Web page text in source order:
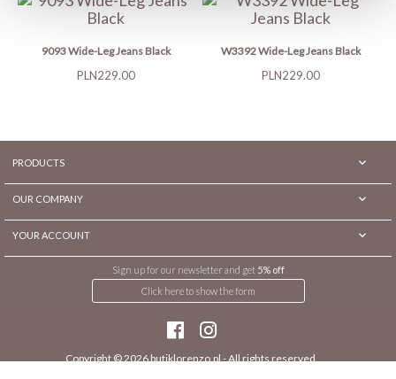
9093 Wide-Leg Jeans Black
Price
PLN229.00
W3392 Wide-Leg Jeans Black
Price
PLN229.00
PRODUCTS 
OUR COMPANY 
YOUR ACCOUNT 
Sign up for our newsletter and get 5% off
Click here to show the form
Copyright © 2026butiklorenzo.pl- All rights reserved.